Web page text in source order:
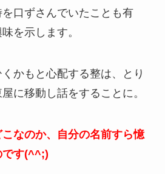
口ずさんでいたことも有
を示します。
かもと心配する整は、とり
に移動し話をすることに。
なのか、自分の名前すら憶
です(^^;)